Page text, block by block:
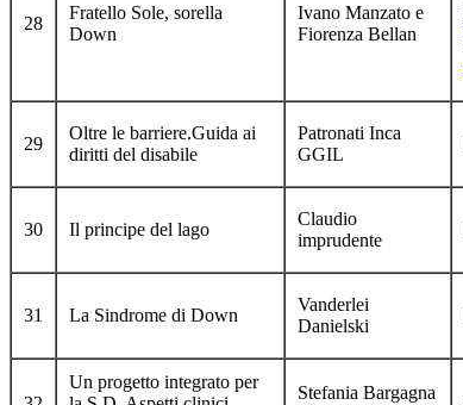
28
Fratello Sole, sorella
Down
Ivano Manzato e
Fiorenza Bellan
29
Oltre le barriere.Guida ai
diritti del disabile
Patronati Inca
GGIL
30 Il principe del lago
Claudio
imprudente
31 La Sindrome di Down
Vanderlei
Danielski
Un progetto integrato per
Stefania Bargagna